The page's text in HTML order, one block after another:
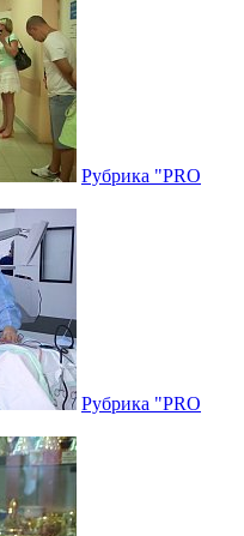
Рубрика "PRO
Рубрика "PRO